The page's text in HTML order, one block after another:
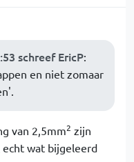
schreef EricP:
en niet zomaar
van 2,5mm2 zijn
echt wat bijgeleerd